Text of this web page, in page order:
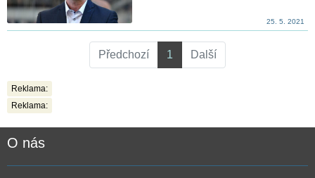
25. 5. 2021
Předchozí 1 Další
Reklama:
Reklama:
O nás